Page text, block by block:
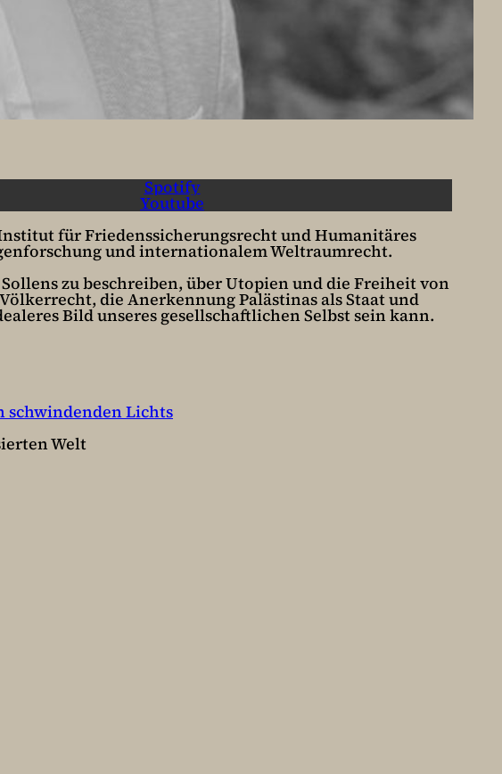
Spotify
Youtube
für Friedenssicherungsrecht und Humanitäres
und internationalem Weltraumrecht.
Sollens zu beschreiben, über Utopien und die Freiheit von
die Anerkennung Palästinas als Staat und
Bild unseres gesellschaftlichen Selbst sein kann.
schwindenden Lichts
Welt